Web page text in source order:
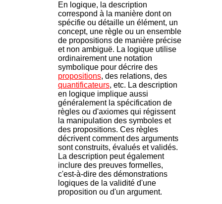
En logique, la description
correspond à la manière dont on
spécifie ou détaille un élément, un
concept, une règle ou un ensemble
de propositions de manière précise
et non ambiguë. La logique utilise
ordinairement une notation
symbolique pour décrire des
propositions, des relations, des
quantificateurs, etc. La description
en logique implique aussi
généralement la spécification de
règles ou d'axiomes qui régissent
la manipulation des symboles et
des propositions. Ces règles
décrivent comment des arguments
sont construits, évalués et validés.
La description peut également
inclure des preuves formelles,
c'est-à-dire des démonstrations
logiques de la validité d'une
proposition ou d'un argument.